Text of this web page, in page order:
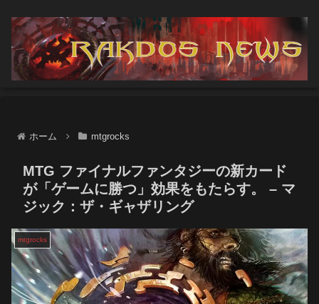
ホーム mtgrocks
MTG ファイナルファンタジーの新カード
が「ゲームに勝つ」効果をもたらす。 – マ
ジック：ザ・ギャザリング
mtgrocks